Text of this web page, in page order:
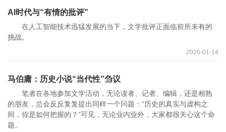
AI时代与“有情的批评”
在人工智能技术迅猛发展的当下，文学批评正面临前所未有的
挑战。
2026-01-14
马伯庸：历史小说“当代性”刍议
笔者在各地参加文学活动，无论读者、记者、编辑，还是相熟
的朋友，总会反反复复提出同样一个问题：“历史的真实与虚构之
间，你是如何把握的？”可见，无论业内业外，大家都很关心这个命
题。